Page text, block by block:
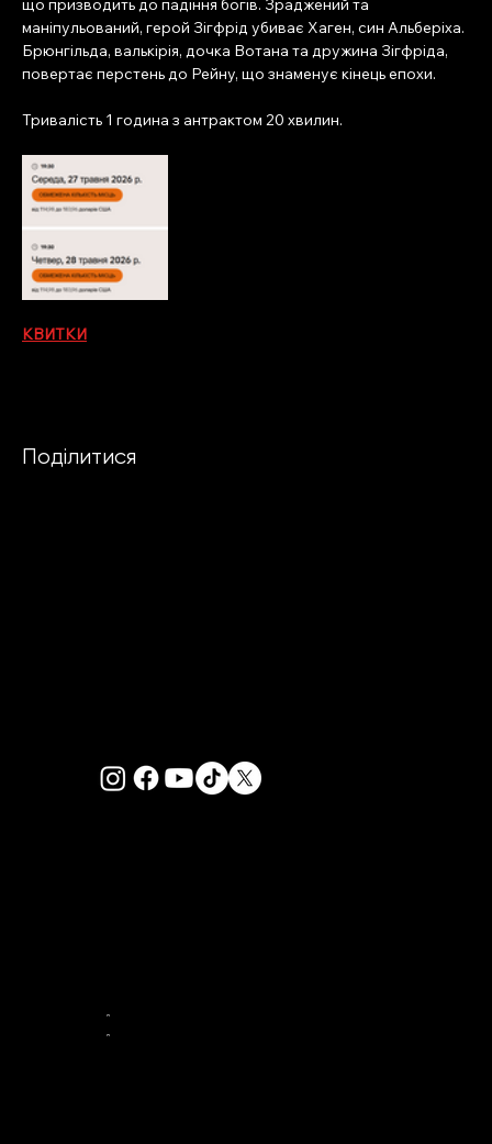
що призводить до падіння богів. Зраджений та
маніпульований, герой Зігфрід убиває Хаген, син Альберіха.
Брюнгільда, валькірія, дочка Вотана та дружина Зігфріда,
повертає перстень до Рейну, що знаменує кінець епохи.
Тривалість 1 година з антрактом 20 хвилин.
КВИТКИ
Поділитися